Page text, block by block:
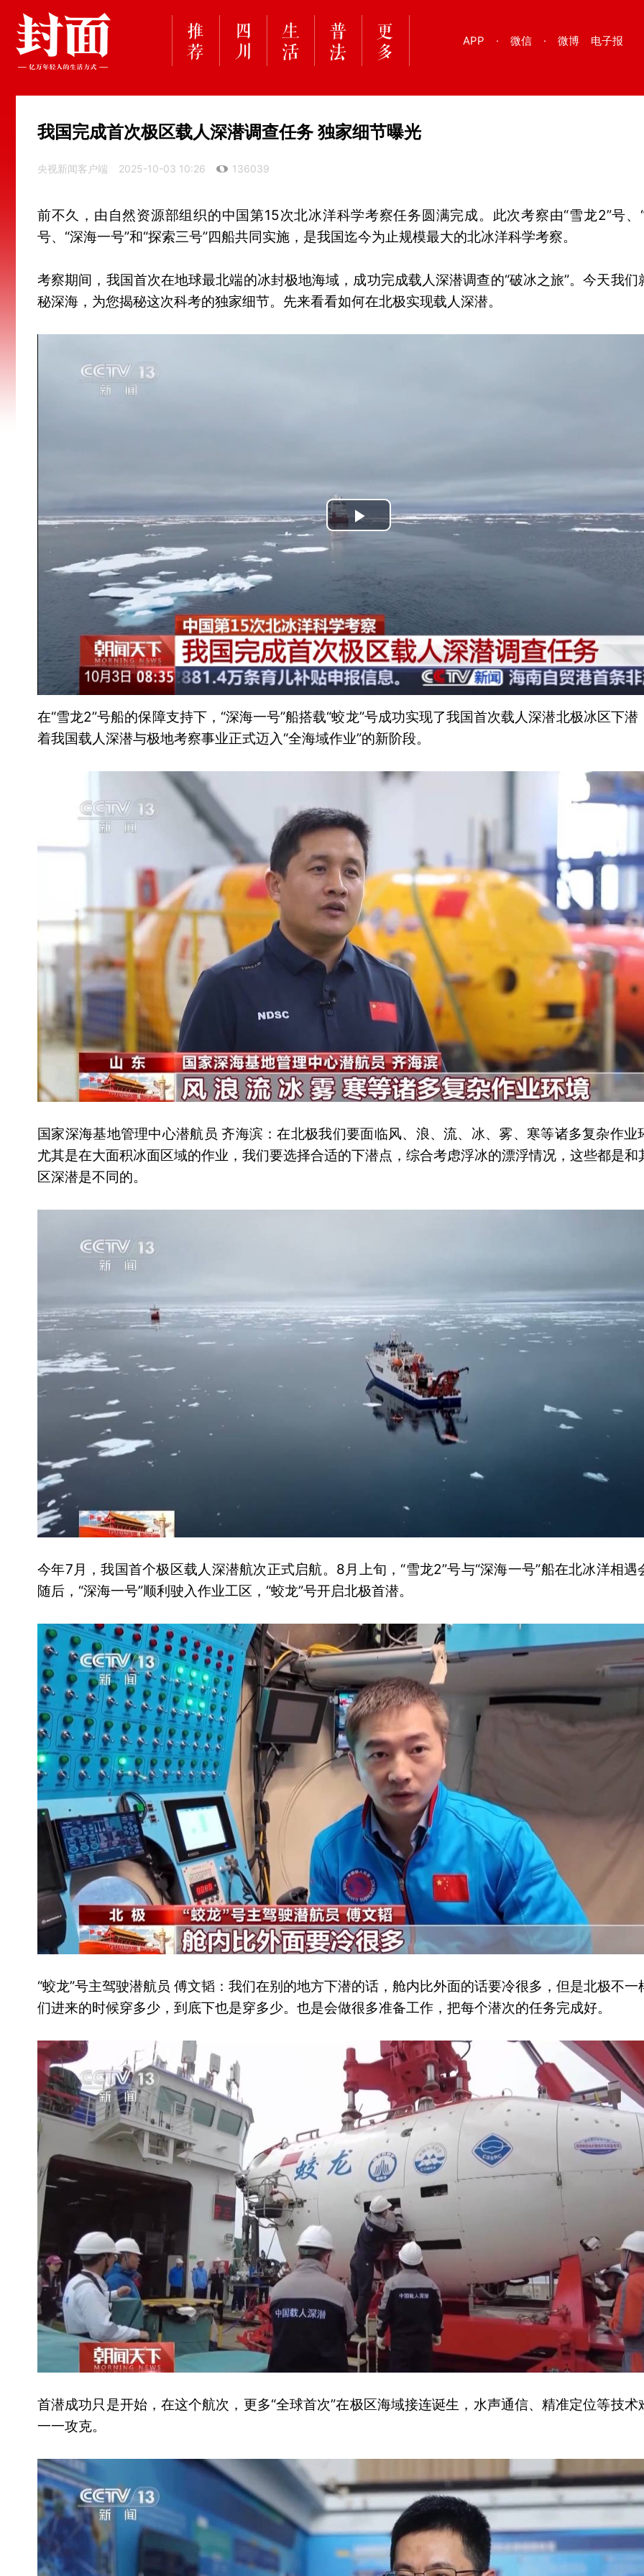
APP · 微信 · 微博 电子报
我国完成首次极区载人深潜调查任务 独家细节曝光
央视新闻客户端 2025-10-03 10:26 136039
前不久，由自然资源部组织的中国第15次北冰洋科学考察任务圆满完成。此次考察由“雪龙2”号、
号、“深海一号”和“探索三号”四船共同实施，是我国迄今为止规模最大的北冰洋科学考察。
考察期间，我国首次在地球最北端的冰封极地海域，成功完成载人深潜调查的“破冰之旅”。今天我们
秘深海，为您揭秘这次科考的独家细节。先来看看如何在北极实现载人深潜。
Play
在“雪龙2”号船的保障支持下，“深海一号”船搭载“蛟龙”号成功实现了我国首次载人深潜北极冰区下潜
着我国载人深潜与极地考察事业正式迈入“全海域作业”的新阶段。
国家深海基地管理中心潜航员 齐海滨：在北极我们要面临风、浪、流、冰、雾、寒等诸多复杂作业
尤其是在大面积冰面区域的作业，我们要选择合适的下潜点，综合考虑浮冰的漂浮情况，这些都是和
区深潜是不同的。
今年7月，我国首个极区载人深潜航次正式启航。8月上旬，“雪龙2”号与“深海一号”船在北冰洋相遇
随后，“深海一号”顺利驶入作业工区，“蛟龙”号开启北极首潜。
“蛟龙”号主驾驶潜航员 傅文韬：我们在别的地方下潜的话，舱内比外面的话要冷很多，但是北极不一
们进来的时候穿多少，到底下也是穿多少。也是会做很多准备工作，把每个潜次的任务完成好。
首潜成功只是开始，在这个航次，更多“全球首次”在极区海域接连诞生，水声通信、精准定位等技术
一一攻克。